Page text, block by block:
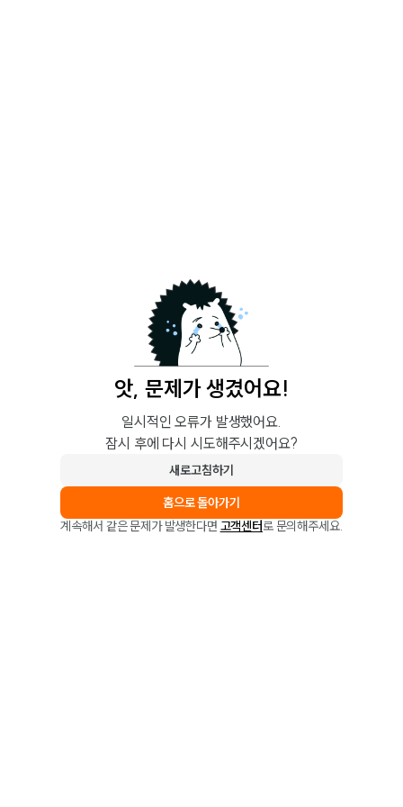
앗, 문제가 생겼어요!
일시적인 오류가 발생했어요.
잠시 후에 다시 시도해주시겠어요?
새로고침하기
홈으로 돌아가기
계속해서 같은 문제가 발생한다면 고객센터로 문의해주세요.